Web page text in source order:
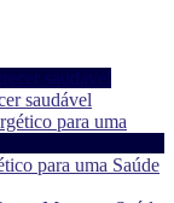
saudável
para uma Saúde